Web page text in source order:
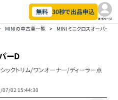
無料 30秒で出品申込
マイページ
MINIの中古車一覧 > MINI ミニクロスオーバーの
ーD
クトリム/ワンオーナー/ディーラー点
07/02 15:44:30